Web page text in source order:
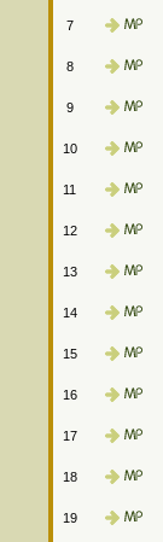
7
8
9
10
11
12
13
14
15
16
17
18
19